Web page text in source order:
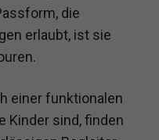
die
erlaubt, ist sie
einer funktionalen
Kinder sind, finden